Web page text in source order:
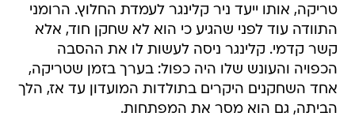
טריקה, אותו ייעד ניר קלינגר לעמדת החלוץ. הרומני
התוודה עוד לפני שהגיע כי הוא לא שחקן חוד, אלא
קשר קדמי. קלינגר ניסה לעשות לו את ההסבה
הכפויה והעונש שלו היה כפול: בערך בזמן שטריקה,
אחד השחקנים היקרים בתולדות המועדון עד אז, הלך
הביתה, גם הוא מסר את המפתחות.